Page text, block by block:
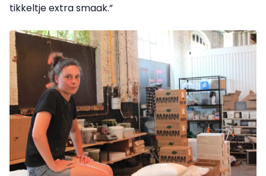
tikkeltje extra smaak.”